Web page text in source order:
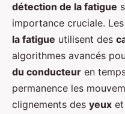
détection de la fatigue
importance cruciale. Les
la fatigue utilisent des
algorithmes avancés
du conducteur en
permanence les
clignements des yeux